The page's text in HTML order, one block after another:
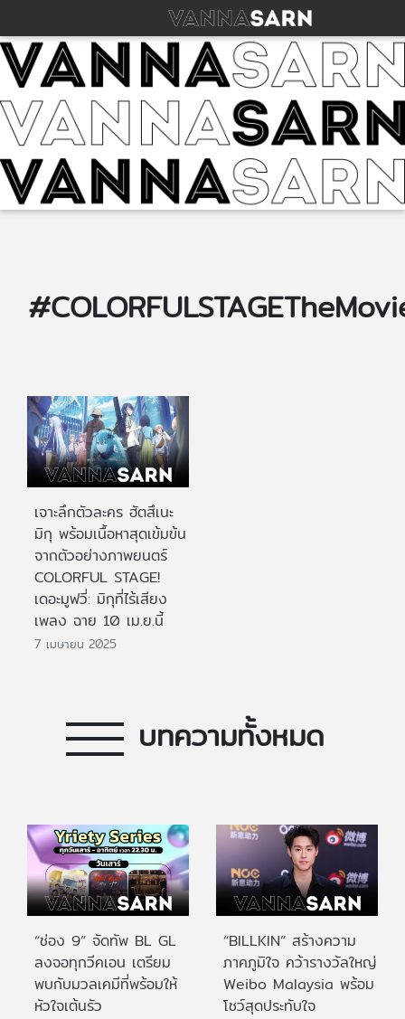
เจาะลึกตัวละคร ฮัตสึเนะ
มิกุ พร้อมเนื้อหาสุดเข้มข้น
จากตัวอย่างภาพยนตร์
COLORFUL STAGE!
เดอะมูฟวี่: มิกุที่ไร้เสียง
เพลง ฉาย 10 เม.ย.นี้
7 เมษายน 2025
บทความทั้งหมด
“ช่อง 9” จัดทัพ BL GL
ลงจอทุกวีคเอน เตรียม
พบกับมวลเคมีที่พร้อมให้
หัวใจเต้นรัว
“BILLKIN” สร้างความ
ภาคภูมิใจ คว้ารางวัลใหญ่
Weibo Malaysia พร้อม
โชว์สุดประทับใจ